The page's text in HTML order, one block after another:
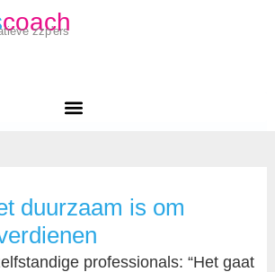
coach
zzp'ers
duurzaam is om
professionals: “Het gaat